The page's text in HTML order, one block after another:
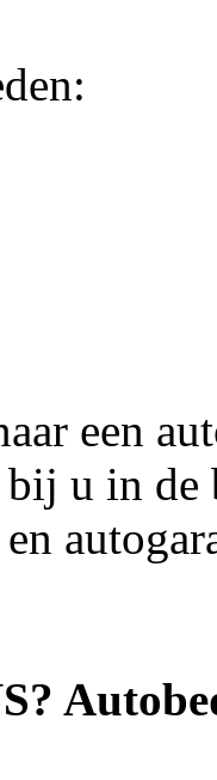
een
u in